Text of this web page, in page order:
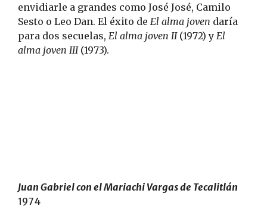
envidiarle a grandes como José José, Camilo
Sesto o Leo Dan. El éxito de El alma joven daría
para dos secuelas, El alma joven II(1972) y El
alma joven III(1973).
Juan Gabriel con el Mariachi Vargas de Tecalitlán
1974